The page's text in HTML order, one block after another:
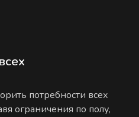
потребности всех
ограничения по полу,